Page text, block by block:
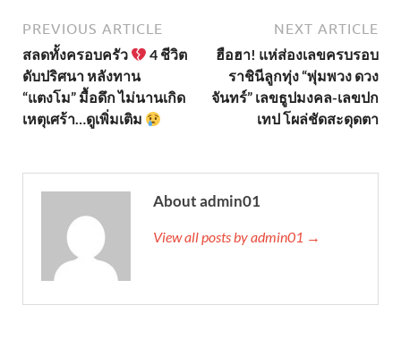
PREVIOUS ARTICLE
สลดทั้งครอบครัว
4 ชีวิต
ดับปริศนา หลังทาน
“แตงโม” มื้อดึก ไม่นานเกิด
เหตุเศร้า…ดูเพิ่มเติม
NEXT ARTICLE
ฮือฮา! แห่ส่องเลขครบรอบ
ราชินีลูกทุ่ง “พุ่มพวง ดวง
จันทร์” เลขธูปมงคล-เลขปก
เทป โผล่ชัดสะดุดตา
About admin01
View all posts by admin01 →